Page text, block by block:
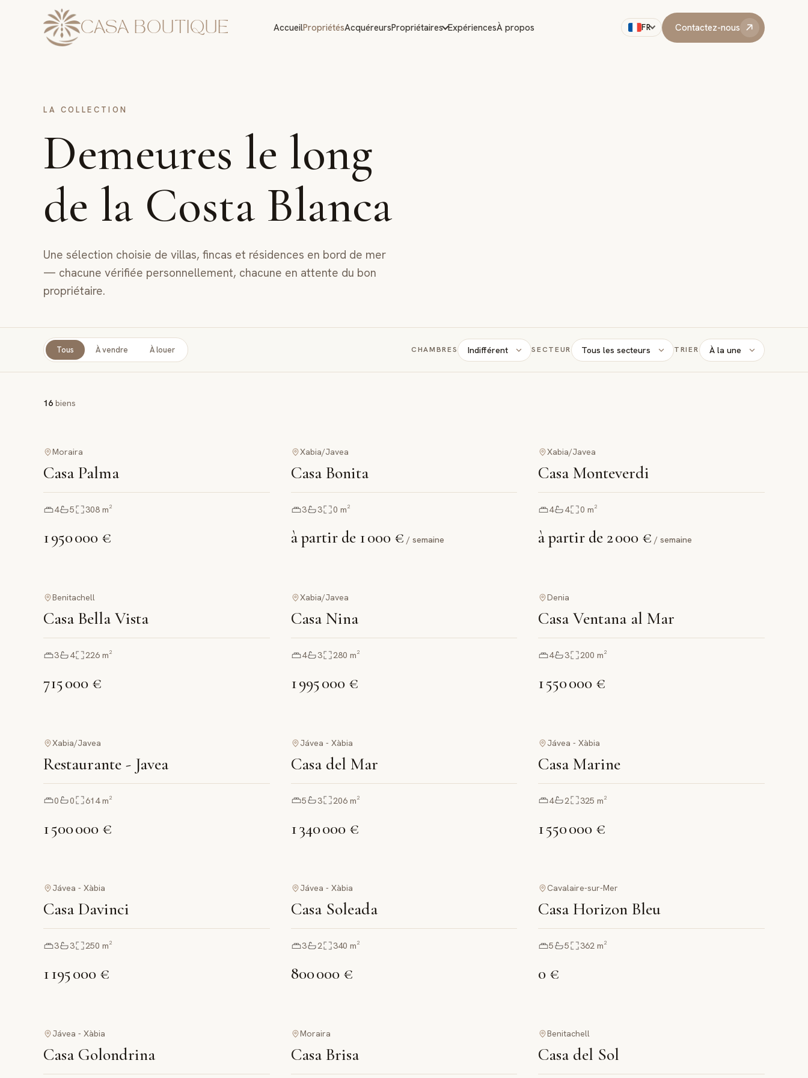
CASA BOUTIQUE AccueilPropriétésAcquéreursPropriétaires ExpériencesÀ propos FR Contactez-nous
Contactez-nous
LA COLLECTION
Demeures le long
de la Costa Blanca
Une sélection choisie de villas, fincas et résidences en bord de mer
— chacune vérifiée personnellement, chacune en attente du bon
propriétaire.
Tous À vendre À louer CHAMBRES Indifférent SECTEUR Tous les secteurs TRIER À la une
16 biens
Moraira
Casa Palma
4 5 308 m²
1 950 000 €
Xabia/Javea
Casa Bonita
3 3 0 m²
à partir de 1 000 € / semaine
Xabia/Javea
Casa Monteverdi
4 4 0 m²
à partir de 2 000 € / semaine
Benitachell
Casa Bella Vista
3 4 226 m²
715 000 €
Xabia/Javea
Casa Nina
4 3 280 m²
1 995 000 €
Denia
Casa Ventana al Mar
4 3 200 m²
1 550 000 €
Xabia/Javea
Restaurante - Javea
0 0 614m²
1 500 000 €
Jávea - Xàbia
Casa del Mar
5 3 206m²
1 340 000 €
Jávea - Xàbia
Casa Marine
4 2 325 m²
1 550 000 €
Jávea - Xàbia
Casa Davinci
3 3 250 m²
1 195 000 €
Jávea - Xàbia
Casa Soleada
3 2 340 m²
800 000 €
Cavalaire-sur-Mer
Casa Horizon Bleu
5 5 362 m²
0 €
Jávea - Xàbia
Casa Golondrina
Moraira
Casa Brisa
Benitachell
Casa del Sol